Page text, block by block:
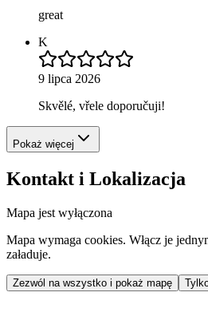
great
K
9 lipca 2026
Skvělé, vřele doporučuji!
Pokaż więcej
Kontakt i Lokalizacja
Mapa jest wyłączona
Mapa wymaga cookies. Włącz je
załaduje.
Zezwól na wszystko i pokaż mapę